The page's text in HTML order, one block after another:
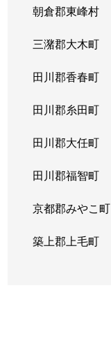
朝倉郡東峰村
三潴郡大木町
田川郡香春町
田川郡糸田町
田川郡大任町
田川郡福智町
京都郡みやこ町
築上郡上毛町